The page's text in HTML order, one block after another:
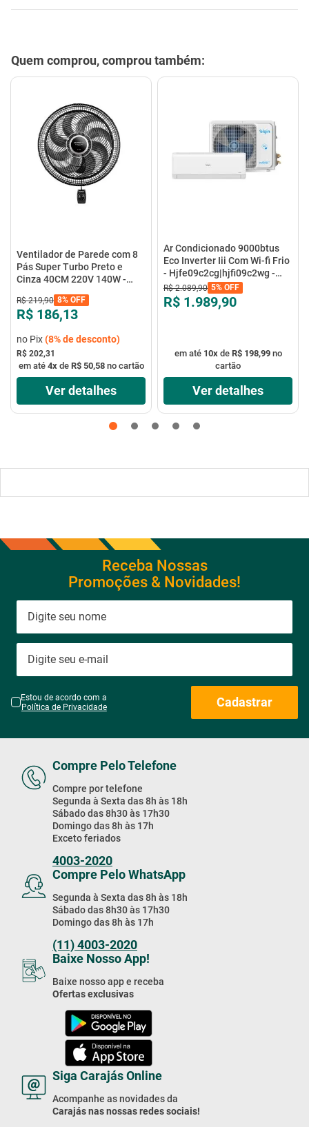
Quem comprou, comprou também:
Ventilador de Parede com 8
Pás Super Turbo Preto e
Cinza 40CM 220V 140W -
R$ 219,90 8% OFF
R$ 186,13
no Pix(8%de desconto)
R$ 202,31
em até 4xde R$ 50,58no cartão
Ver detalhes
Ar Condicionado 9000btus
Eco Inverter Iii Com Wi-fi Frio
- Hjfe09c2cg|hjfi09c2wg -
Elgin
R$ 2.089,90 5% OFF
R$ 1.989,90
em até 10xde R$ 198,99no
cartão
Ver detalhes
Receba Nossas
Promoções & Novidades!
Estou de acordo com a
Política de Privacidade
Cadastrar
Compre Pelo Telefone
Compre por telefone
Segunda à Sexta das 8h às 18h
Sábado das 8h30 às 17h30
Domingo das 8h às 17h
Exceto feriados
4003-2020
Compre Pelo WhatsApp
Segunda à Sexta das 8h às 18h
Sábado das 8h30 às 17h30
Domingo das 8h às 17h
(11) 4003-2020
Baixe Nosso App!
Baixe nosso app e receba
Ofertas exclusivas
Siga Carajás Online
Acompanhe as novidades da
Carajás nas nossas redes sociais!